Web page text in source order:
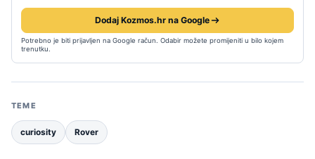
Dodaj Kozmos.hr na Google
Potrebno je biti prijavljen na Google račun. Odabir možete promijeniti u bilo kojem
trenutku.
TEME
curiosity Rover